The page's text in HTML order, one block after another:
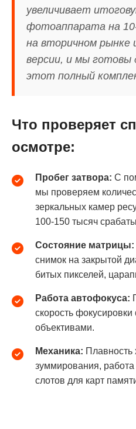
увеличивает
фотоаппарата на
на вторичном рынке
версии, и мы готовы
этот полный
Что проверяет
осмотре:
Пробег затвора: С
мы проверяем
зеркальных камер
100-150 тысяч
Состояние матрицы:
снимок на закрытой
битых пикселей,
Работа автофокуса:
скорость
объективами.
Механика: Плавность
зуммирования, работа
слотов для карт